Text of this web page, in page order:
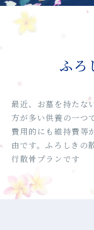
ふろ
最近、お墓を持たな
方が多い供養の一つ
費用的にも維持費等
由です。ふろしきの
行散骨プランです